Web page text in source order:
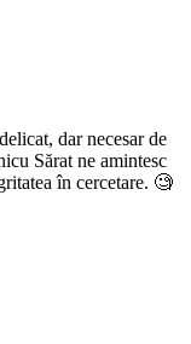
dar necesar de
Sărat ne amintesc
în cercetare. 🧐